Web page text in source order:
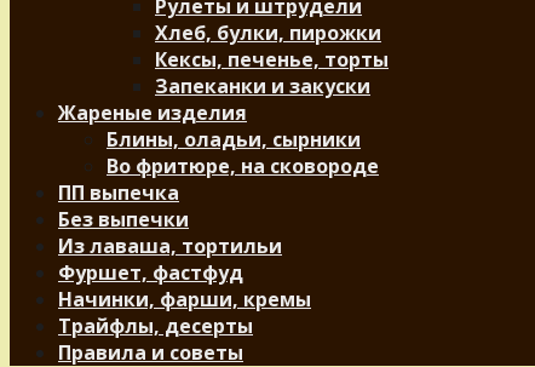
Рулеты и штрудели
Хлеб, булки, пирожки
Кексы, печенье, торты
Запеканки и закуски
Жареные изделия
Блины, оладьи, сырники
Во фритюре, на сковороде
ПП выпечка
Без выпечки
Из лаваша, тортильи
Фуршет, фастфуд
Начинки, фарши, кремы
Трайфлы, десерты
Правила и советы